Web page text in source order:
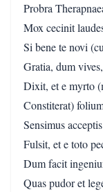
Probra
Mox cecinit
Si bene te novi
Gratia, dum
Dixit, et e myrto
Constiterat)
Sensimus
Fulsit, et e toto
Dum facit
Quas pudor et